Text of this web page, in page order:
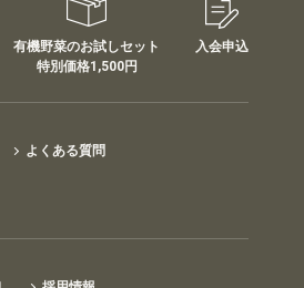
有機野菜のお試しセット
特別価格1,500円
入会申込
よくある質問